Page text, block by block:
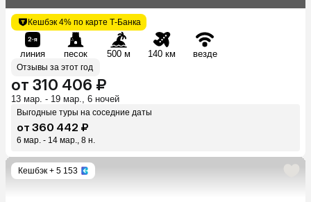
Кешбэк 4% по карте Т-Банка
линия песок 500 м 140 км везде
Отзывы за этот год
от 310 406 ₽
13 мар. - 19 мар., 6 ночей
Выгодные туры на соседние даты
от 360 442 ₽
6 мар. - 14 мар., 8 н.
Кешбэк + 5 153